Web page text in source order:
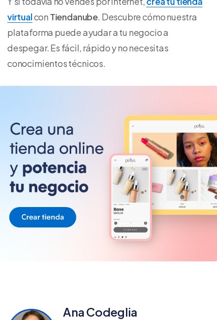
virtualcon Tiendanube. Descubre cómo nuestra
plataforma puede ayudar a tu negocio a
despegar. Es fácil, rápido y no necesitas
conocimientos técnicos.
Ana Codeglia